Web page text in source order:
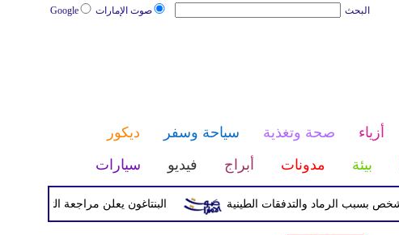
صوت الإمارات Google البحث
أزياء صحة وتغذية سياحة وسفر
ديكور
بيئة مدونات أبراج فيديو سيارات
البنتاغون يعلن مراجعة التواجد العسكري